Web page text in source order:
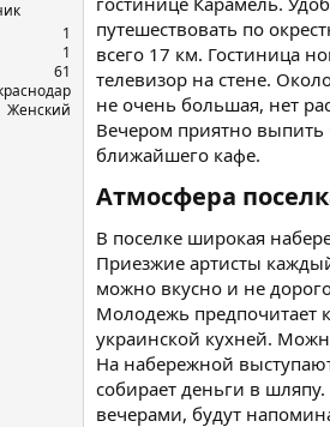
1
1
61
Женский
путешествовать по
всего 17 км. Гостиница
телевизор на стене.
не очень большая, нет
Вечером приятно выпить
ближайшего кафе.
Атмосфера
В поселке широкая
Приезжие артисты
можно вкусно и не
Молодежь предпочитает
украинской кухней.
На набережной
собирает деньги в
вечерами, будут